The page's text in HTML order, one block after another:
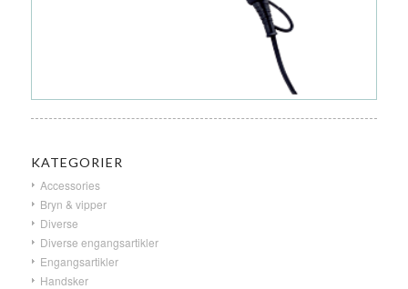
KATEGORIER
Accessories
Bryn & vipper
Diverse
Diverse engangsartikler
Engangsartikler
Handsker